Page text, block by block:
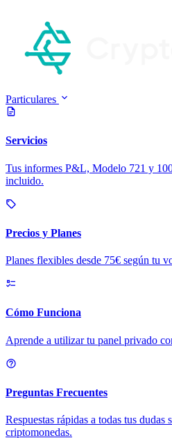
Particulares
Servicios
Tus informes P&L, Modelo 721 y
incluido.
Precios y Planes
Planes flexibles desde 75€ según tu
Cómo Funciona
Aprende a utilizar tu panel privado
Preguntas Frecuentes
Respuestas rápidas a todas tus dudas
criptomonedas.